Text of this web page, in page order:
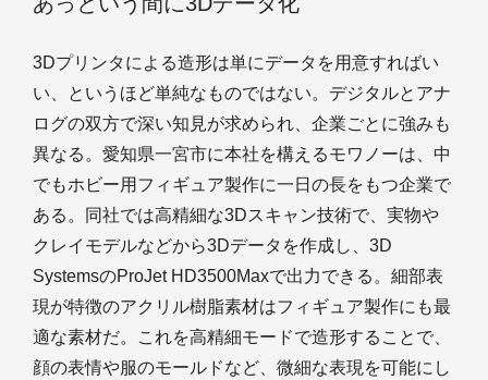
3Dプリンタによる造形は単にデータを用意すればい
い、というほど単純なものではない。デジタルとアナ
ログの双方で深い知見が求められ、企業ごとに強みも
異なる。愛知県一宮市に本社を構えるモワノーは、中
でもホビー用フィギュア製作に一日の長をもつ企業で
ある。同社では高精細な3Dスキャン技術で、実物や
クレイモデルなどから3Dデータを作成し、3D
SystemsのProJet HD3500Maxで出力できる。細部表
現が特徴のアクリル樹脂素材はフィギュア製作にも最
適な素材だ。これを高精細モードで造形することで、
顔の表情や服のモールドなど、微細な表現を可能にし